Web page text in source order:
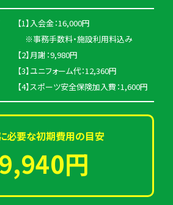
【1】入会金：16,000円
※事務手数料・施設利用料込み
【2】月謝：9,980円
【3】ユニフォーム代：12,360円
【4】スポーツ安全保険加入費：1,600円
必要な初期費用の目安
円